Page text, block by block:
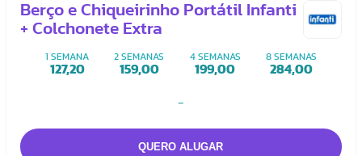
Berço e Chiqueirinho Portátil Infanti
+ Colchonete Extra
1 SEMANA
127,20
2 SEMANAS
159,00
4 SEMANAS
199,00
8 SEMANAS
284,00
-